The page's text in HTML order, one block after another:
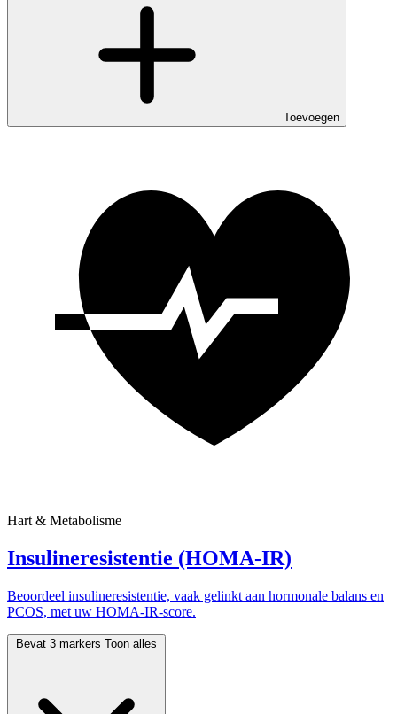
Toevoegen
Hart & Metabolisme
Insulineresistentie (HOMA-IR)
Beoordeel insulineresistentie, vaak gelinkt aan hormonale balans en
PCOS, met uw HOMA-IR-score.
Bevat 3 markers Toon alles